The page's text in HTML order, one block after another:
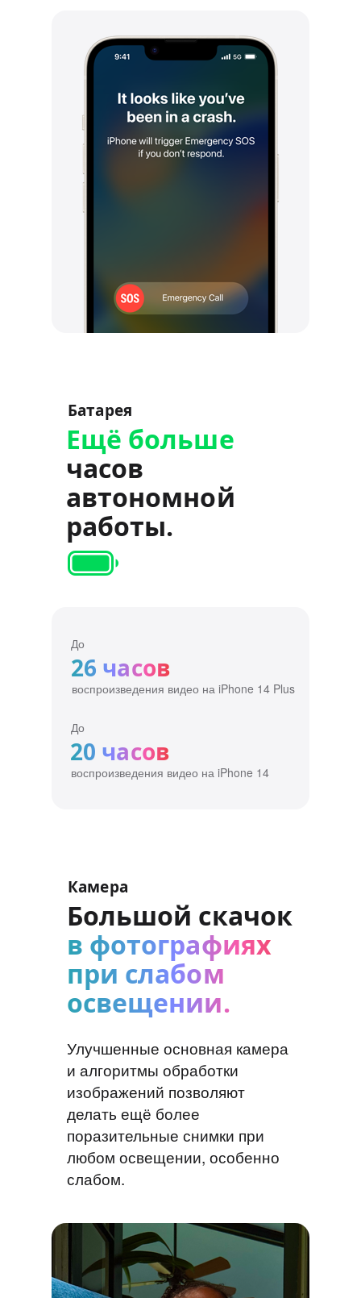
Батарея
Ещё больше
часов
автономной
работы.
До
26 часов
воспроизведения видео на iPhone 14 Plus
До
20 часов
воспроизведения видео на iPhone 14
Камера
Большой скачок
в фотографиях
при слабом
освещении.
Улучшенные основная камера
и алгоритмы обработки
изображений позволяют
делать ещё более
поразительные снимки при
любом освещении, особенно
слабом.